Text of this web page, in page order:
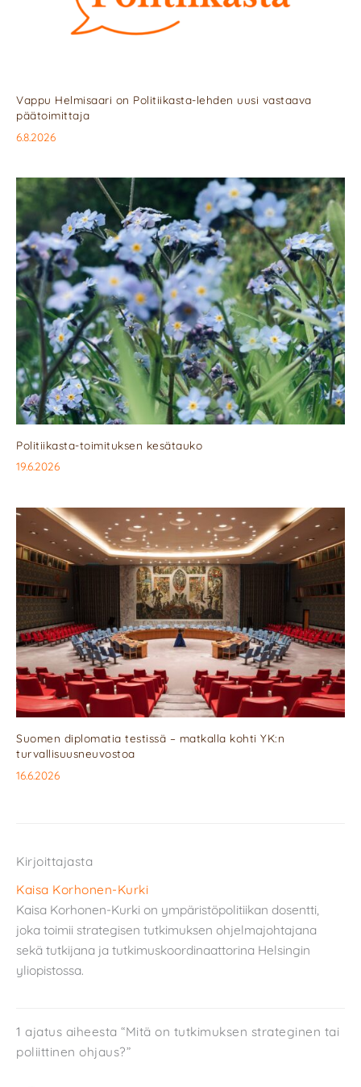
Vappu Helmisaari on Politiikasta-lehden uusi vastaava
päätoimittaja
6.8.2026
Politiikasta-toimituksen kesätauko
19.6.2026
Suomen diplomatia testissä – matkalla kohti YK:n
turvallisuusneuvostoa
16.6.2026
Kirjoittajasta
Kaisa Korhonen-Kurki
Kaisa Korhonen-Kurki on ympäristöpolitiikan dosentti,
joka toimii strategisen tutkimuksen ohjelmajohtajana
sekä tutkijana ja tutkimuskoordinaattorina Helsingin
yliopistossa.
1 ajatus aiheesta “Mitä on tutkimuksen strateginen tai
poliittinen ohjaus?”